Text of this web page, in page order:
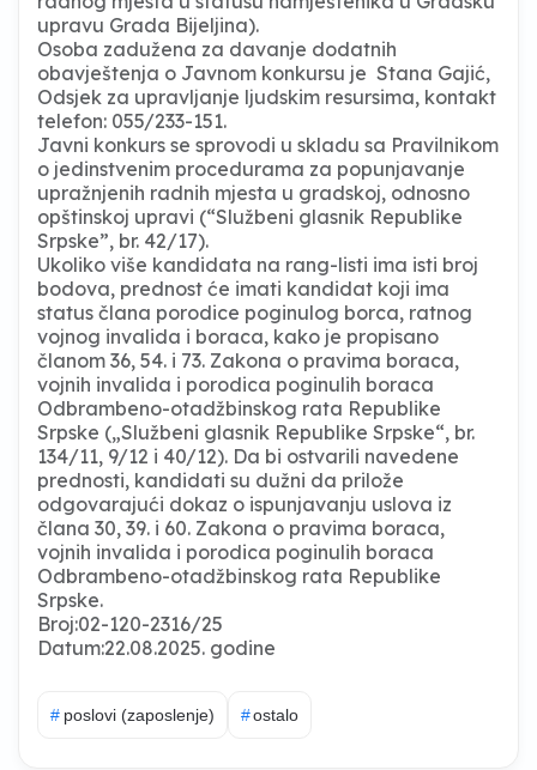
upravu Grada Bijeljina).
Osoba zadužena za davanje dodatnih
obavještenja o Javnom konkursu je Stana Gajić,
Odsjek za upravljanje ljudskim resursima, kontakt
telefon: 055/233-151.
Javni konkurs se sprovodi u skladu sa Pravilnikom
o jedinstvenim procedurama za popunjavanje
upražnjenih radnih mjesta u gradskoj, odnosno
opštinskoj upravi (“Službeni glasnik Republike
Srpske”, br. 42/17).
Ukoliko više kandidata na rang-listi ima isti broj
bodova, prednost će imati kandidat koji ima
status člana porodice poginulog borca, ratnog
vojnog invalida i boraca, kako je propisano
članom 36, 54. i 73. Zakona o pravima boraca,
vojnih invalida i porodica poginulih boraca
Odbrambeno-otadžbinskog rata Republike
Srpske („Službeni glasnik Republike Srpske“, br.
134/11, 9/12 i 40/12). Da bi ostvarili navedene
prednosti, kandidati su dužni da prilože
odgovarajući dokaz o ispunjavanju uslova iz
člana 30, 39. i 60. Zakona o pravima boraca,
vojnih invalida i porodica poginulih boraca
Odbrambeno-otadžbinskog rata Republike
Srpske.
Broj:02-120-2316/25
Datum:22.08.2025. godine
# poslovi (zaposlenje) #ostalo